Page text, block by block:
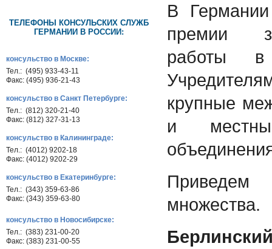
ТЕЛЕФОНЫ КОНСУЛЬСКИХ СЛУЖБ
ГЕРМАНИИ В РОССИИ:
консульство в Москве:
Тел.: (495) 933-43-11
Факс: (495) 936-21-43
консульство в Санкт Петербурге:
Тел.: (812) 320-21-40
Факс: (812) 327-31-13
консульство в Калининграде:
Тел.: (4012) 9202-18
Факс: (4012) 9202-29
консульство в Екатеринбурге:
Тел.: (343) 359-63-86
Факс: (343) 359-63-80
консульство в Новосибирске:
Тел.: (383) 231-00-20
Факс: (383) 231-00-55
В
премии
работы в
крупные
и
множества.